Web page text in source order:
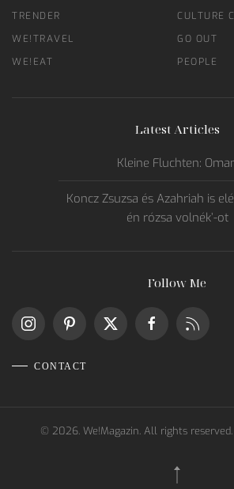
TRENDER
WE!TRAVEL
WE!EAT
CULTURE
GO OUT
PEOPLE
Latest Articles
Kleine Fluchten:
Koncz Zsuzsa és Azahriah is
én rózsa volnék’-ot
Follow Me
CONTACT
© 2026. We!Magazin. All rights